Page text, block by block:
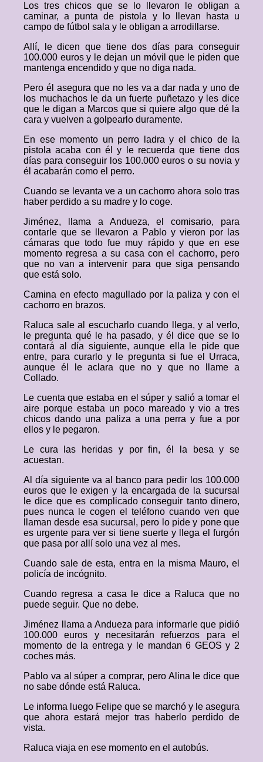
Los tres chicos que se lo llevaron le obligan a
caminar, a punta de pistola y lo llevan hasta u
campo de fútbol sala y le obligan a arrodillarse.
Allí, le dicen que tiene dos días para conseguir
100.000 euros y le dejan un móvil que le piden que
mantenga encendido y que no diga nada.
Pero él asegura que no les va a dar nada y uno de
los muchachos le da un fuerte puñetazo y les dice
que le digan a Marcos que si quiere algo que dé la
cara y vuelven a golpearlo duramente.
En ese momento un perro ladra y el chico de la
pistola acaba con él y le recuerda que tiene dos
días para conseguir los 100.000 euros o su novia y
él acabarán como el perro.
Cuando se levanta ve a un cachorro ahora solo tras
haber perdido a su madre y lo coge.
Jiménez, llama a Andueza, el comisario, para
contarle que se llevaron a Pablo y vieron por las
cámaras que todo fue muy rápido y que en ese
momento regresa a su casa con el cachorro, pero
que no van a intervenir para que siga pensando
que está solo.
Camina en efecto magullado por la paliza y con el
cachorro en brazos.
Raluca sale al escucharlo cuando llega, y al verlo,
le pregunta qué le ha pasado, y él dice que se lo
contará al día siguiente, aunque ella le pide que
entre, para curarlo y le pregunta si fue el Urraca,
aunque él le aclara que no y que no llame a
Collado.
Le cuenta que estaba en el súper y salió a tomar el
aire porque estaba un poco mareado y vio a tres
chicos dando una paliza a una perra y fue a por
ellos y le pegaron.
Le cura las heridas y por fin, él la besa y se
acuestan.
Al día siguiente va al banco para pedir los 100.000
euros que le exigen y la encargada de la sucursal
le dice que es complicado conseguir tanto dinero,
pues nunca le cogen el teléfono cuando ven que
llaman desde esa sucursal, pero lo pide y pone que
es urgente para ver si tiene suerte y llega el furgón
que pasa por allí solo una vez al mes.
Cuando sale de esta, entra en la misma Mauro, el
policía de incógnito.
Cuando regresa a casa le dice a Raluca que no
puede seguir. Que no debe.
Jiménez llama a Andueza para informarle que pidió
100.000 euros y necesitarán refuerzos para el
momento de la entrega y le mandan 6 GEOS y 2
coches más.
Pablo va al súper a comprar, pero Alina le dice que
no sabe dónde está Raluca.
Le informa luego Felipe que se marchó y le asegura
que ahora estará mejor tras haberlo perdido de
vista.
Raluca viaja en ese momento en el autobús.